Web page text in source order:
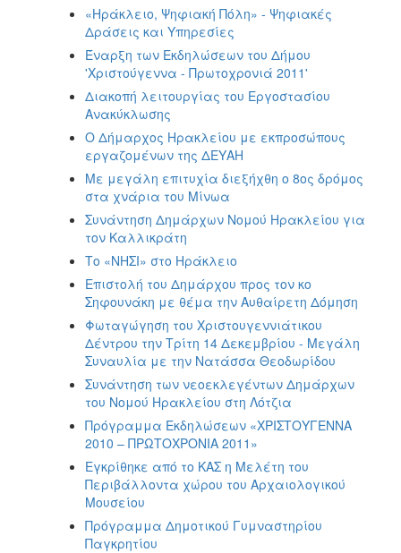
«Ηράκλειο, Ψηφιακή Πόλη» - Ψηφιακές
Δράσεις και Υπηρεσίες
Έναρξη των Εκδηλώσεων του Δήμου
'Χριστούγεννα - Πρωτοχρονιά 2011'
Διακοπή λειτουργίας του Εργοστασίου
Ανακύκλωσης
Ο Δήμαρχος Ηρακλείου με εκπροσώπους
εργαζομένων της ΔΕΥΑΗ
Με μεγάλη επιτυχία διεξήχθη ο 8ος δρόμος
στα χνάρια του Μίνωα
Συνάντηση Δημάρχων Νομού Ηρακλείου για
τον Καλλικράτη
Το «ΝΗΣΙ» στο Ηράκλειο
Επιστολή του Δημάρχου προς τον κο
Σηφουνάκη με θέμα την Αυθαίρετη Δόμηση
Φωταγώγηση του Χριστουγεννιάτικου
Δέντρου την Τρίτη 14 Δεκεμβρίου - Μεγάλη
Συναυλία με την Νατάσσα Θεοδωρίδου
Συνάντηση των νεοεκλεγέντων Δημάρχων
του Νομού Ηρακλείου στη Λότζια
Πρόγραμμα Εκδηλώσεων «ΧΡΙΣΤΟΥΓΕΝΝΑ
2010 – ΠΡΩΤΟΧΡΟΝΙΑ 2011»
Εγκρίθηκε από το ΚΑΣ η Μελέτη του
Περιβάλλοντα χώρου του Αρχαιολογικού
Μουσείου
Πρόγραμμα Δημοτικού Γυμναστηρίου
Παγκρητίου